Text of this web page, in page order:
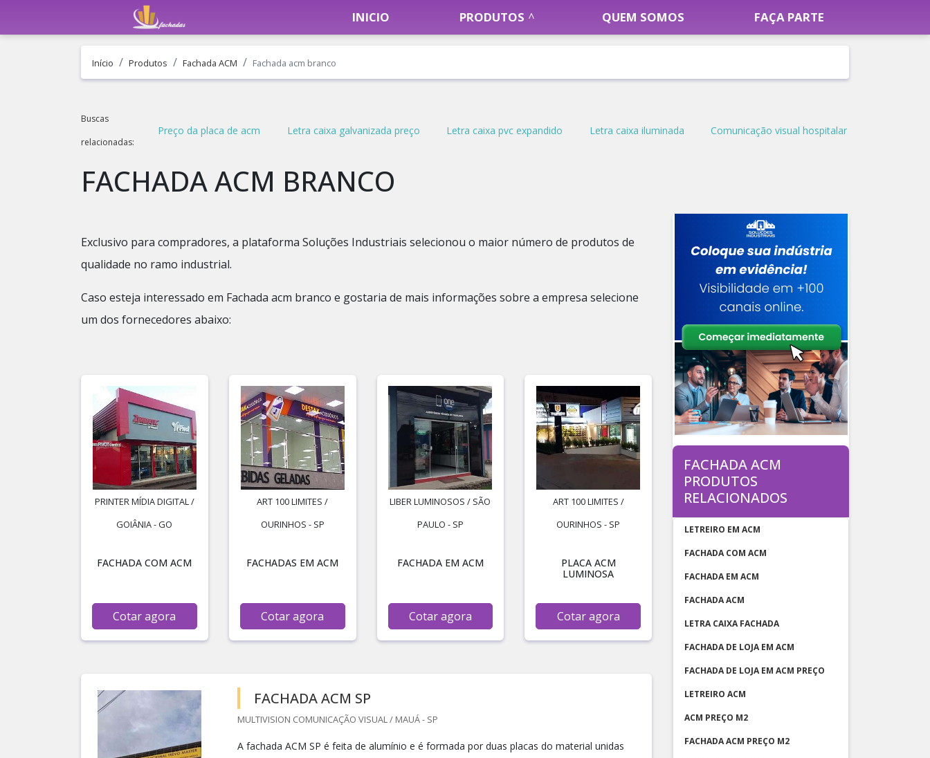
INICIO PRODUTOS QUEM SOMOS FAÇA PARTE
Início Produtos Fachada ACM Fachada acm branco
Buscas
relacionadas:
Preço da placa de acm Letra caixa galvanizada preço Letra caixa pvc expandido Letra caixa iluminada Comunicação visual hospitalar
FACHADA ACM BRANCO
Exclusivo para compradores, a plataforma Soluções Industriais selecionou o maior número de produtos de
qualidade no ramo industrial.
Caso esteja interessado em Fachada acm branco e gostaria de mais informações sobre a empresa selecione
um dos fornecedores abaixo:
PRINTER MÍDIA DIGITAL /
GOIÂNIA - GO
FACHADA COM ACM
Cotar agora
ART 100 LIMITES /
OURINHOS - SP
FACHADAS EM ACM
Cotar agora
LIBER LUMINOSOS / SÃO
PAULO - SP
FACHADA EM ACM
Cotar agora
ART 100 LIMITES /
OURINHOS - SP
PLACA ACM
LUMINOSA
Cotar agora
FACHADA ACM SP
MULTIVISION COMUNICAÇÃO VISUAL / MAUÁ - SP
A fachada ACM SP é feita de alumínio e é formada por duas placas do material unidas
FACHADA ACM
PRODUTOS
RELACIONADOS
LETREIRO EM ACM
FACHADA COM ACM
FACHADA EM ACM
FACHADA ACM
LETRA CAIXA FACHADA
FACHADA DE LOJA EM ACM
FACHADA DE LOJA EM ACM PREÇO
LETREIRO ACM
ACM PREÇO M2
FACHADA ACM PREÇO M2